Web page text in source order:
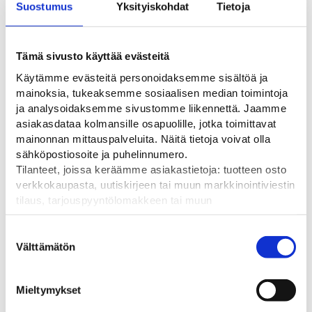
Suostumus Yksityiskohdat Tietoja
Tämä sivusto käyttää evästeitä
Käytämme evästeitä personoidaksemme sisältöä ja
mainoksia, tukeaksemme sosiaalisen median toimintoja
ja analysoidaksemme sivustomme liikennettä. Jaamme
asiakasdataa kolmansille osapuolille, jotka toimittavat
mainonnan mittauspalveluita. Näitä tietoja voivat olla
sähköpostiosoite ja puhelinnumero.
Tilanteet, joissa keräämme asiakastietoja: tuotteen osto
verkkokaupasta, uutiskirjeen tai muun markkinointiviestin
tilaus, tarjouspyyntölomakkeen tai muun
yhteydenottolomakkeen lähettäminen, käyttäjätilin
pyydetään erillinen suostumus tiedon käyttämiseen
markkinoinnissa. Hyväksymällä mainontaevästeet,
mainonnan mittaamista varten.
valinta
Välttämätön
Mieltymykset
Kysyttävää? Ota yhteyttä
Ladattavat tiedostot
LISÄTIEDOT ARVIOT
Lisätiedot
Paino
1 kg (kilogramma)